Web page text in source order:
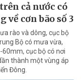
cả nước có
về cơn bão số 3
rào và dông, cục bộ
Bộ có mưa vừa,
cục bộ có nơi
thành một vùng áp
Đông.